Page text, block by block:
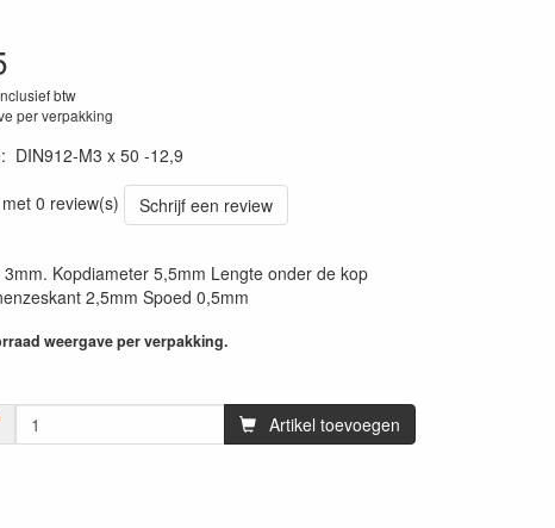
btw
per verpakking
: DIN912-M3 x 50 -12,9
0 review(s)
Schrijf een review
3mm. Kopdiameter 5,5mm Lengte onder de kop
2,5mm Spoed 0,5mm
weergave per verpakking.
Artikel toevoegen